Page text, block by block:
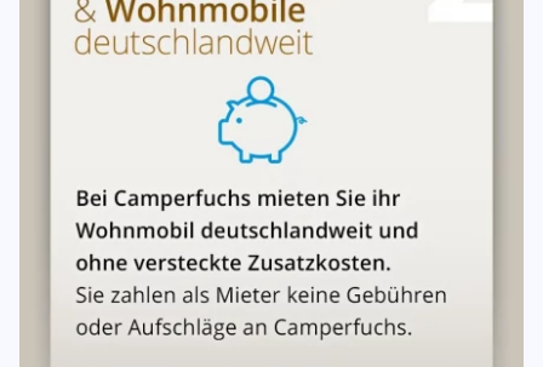
benennen. Erfüllt dieser den Mietvertrag, so entfällt die
anteilige Zahlung. Wird das Fahrzeug nicht abgeholt, so
gilt dies als Rücktritt. Es besteht generell kein
Einverständnis des Vermieters mit der automatischen
Umwandlung in ein Mietverhältnis auf unbestimmte Zeit
bei fortgesetztem Gebrauch. Unabhängig hiervon ist
jedenfalls eine Nutzungsentschädigung für den Gebrauch
über die vereinbarte Mietdauer hinaus zu bezahlen, die
sich nach dem vereinbarten Mietzins richtet. Bei vorzeitiger
Rückgabe des Fahrzeugs vor dem vereinbarten
Rückgabetermin ist der volle Mietpreis zu zahlen, wenn
der Vermieter das Fahrzeug nicht anderweitig vermieten